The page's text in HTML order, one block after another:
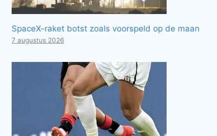
SpaceX-raket botst zoals voorspeld op de maan
7 augustus 2026